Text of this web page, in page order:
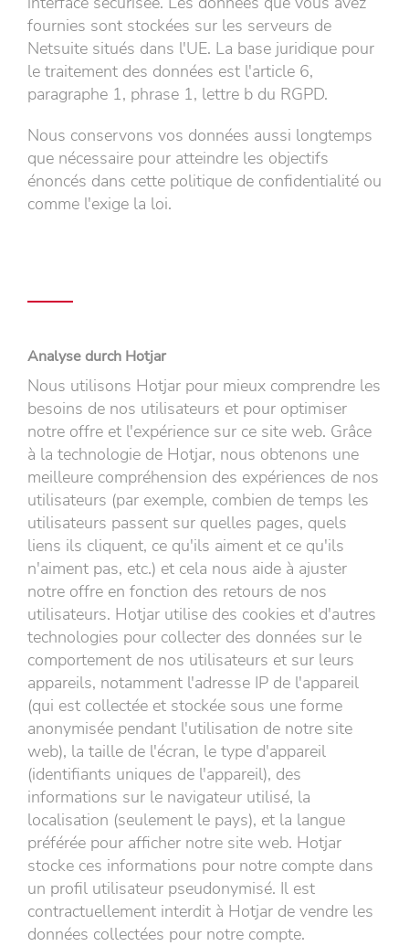
fournies sont stockées sur les serveurs de
Netsuite situés dans l'UE. La base juridique pour
le traitement des données est l'article 6,
paragraphe 1, phrase 1, lettre b du RGPD.
Nous conservons vos données aussi longtemps
que nécessaire pour atteindre les objectifs
énoncés dans cette politique de confidentialité ou
comme l'exige la loi.
Analyse durch Hotjar
Nous utilisons Hotjar pour mieux comprendre les
besoins de nos utilisateurs et pour optimiser
notre offre et l'expérience sur ce site web. Grâce
à la technologie de Hotjar, nous obtenons une
meilleure compréhension des expériences de nos
utilisateurs (par exemple, combien de temps les
utilisateurs passent sur quelles pages, quels
liens ils cliquent, ce qu'ils aiment et ce qu'ils
n'aiment pas, etc.) et cela nous aide à ajuster
notre offre en fonction des retours de nos
utilisateurs. Hotjar utilise des cookies et d'autres
technologies pour collecter des données sur le
comportement de nos utilisateurs et sur leurs
appareils, notamment l'adresse IP de l'appareil
(qui est collectée et stockée sous une forme
anonymisée pendant l'utilisation de notre site
web), la taille de l'écran, le type d'appareil
(identifiants uniques de l'appareil), des
informations sur le navigateur utilisé, la
localisation (seulement le pays), et la langue
préférée pour afficher notre site web. Hotjar
stocke ces informations pour notre compte dans
un profil utilisateur pseudonymisé. Il est
contractuellement interdit à Hotjar de vendre les
données collectées pour notre compte.